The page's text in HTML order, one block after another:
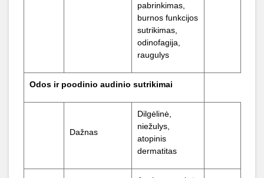
pabrinkimas,
burnos funkcijos
sutrikimas,
odinofagija,
raugulys
Odos ir poodinio audinio sutrikimai
Dažnas
Dilgėlinė,
niežulys,
atopinis
dermatitas